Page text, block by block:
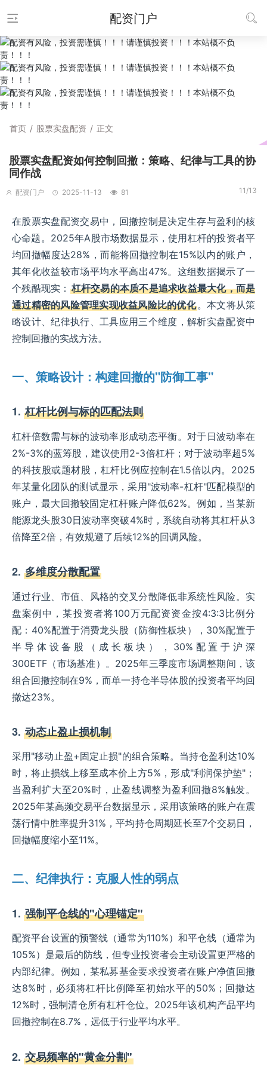
配资门户
首页 / 股票实盘配资 / 正文
股票实盘配资如何控制回撤：策略、纪律与工具的协
同作战
配资门户 2025-11-13 81 11/13
在股票实盘配资交易中，回撤控制是决定生存与盈利的核
心命题。2025年A股市场数据显示，使用杠杆的投资者平
均回撤幅度达28%，而能将回撤控制在15%以内的账户，
其年化收益较市场平均水平高出47%。这组数据揭示了一
个残酷现实： 杠杆交易的本质不是追求收益最大化，而是
通过精密的风险管理实现收益风险比的优化。本文将从策
略设计、纪律执行、工具应用三个维度，解析实盘配资中
控制回撤的实战方法。
一、策略设计：构建回撤的"防御工事"
1. 杠杆比例与标的匹配法则
杠杆倍数需与标的波动率形成动态平衡。对于日波动率在
2%-3%的蓝筹股，建议使用2-3倍杠杆；对于波动率超5%
的科技股或题材股，杠杆比例应控制在1.5倍以内。2025
年某量化团队的测试显示，采用"波动率-杠杆"匹配模型的
账户，最大回撤较固定杠杆账户降低62%。例如，当某新
能源龙头股30日波动率突破4%时，系统自动将其杠杆从3
倍降至2倍，有效规避了后续12%的回调风险。
2. 多维度分散配置
通过行业、市值、风格的交叉分散降低非系统性风险。实
盘案例中，某投资者将100万元配资资金按4:3:3比例分
配：40%配置于消费龙头股（防御性板块），30%配置于
半导体设备股（成长板块），30%配置于沪深
300ETF（市场基准）。2025年三季度市场调整期间，该
组合回撤控制在9%，而单一持仓半导体股的投资者平均回
撤达23%。
3. 动态止盈止损机制
采用"移动止盈+固定止损"的组合策略。当持仓盈利达10%
时，将止损线上移至成本价上方5%，形成"利润保护垫"；
当盈利扩大至20%时，止盈线调整为盈利回撤8%触发。
2025年某高频交易平台数据显示，采用该策略的账户在震
荡行情中胜率提升31%，平均持仓周期延长至7个交易日，
回撤幅度缩小至11%。
二、纪律执行：克服人性的弱点
1. 强制平仓线的"心理锚定"
配资平台设置的预警线（通常为110%）和平仓线（通常为
105%）是最后的防线，但专业投资者会主动设置更严格的
内部纪律。例如，某私募基金要求投资者在账户净值回撤
达8%时，必须将杠杆比例降至初始水平的50%；回撤达
12%时，强制清仓所有杠杆仓位。2025年该机构产品平均
回撤控制在8.7%，远低于行业平均水平。
2. 交易频率的"黄金分割"